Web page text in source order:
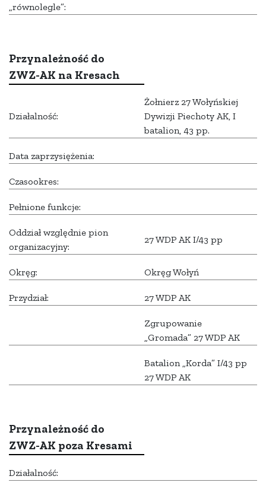
„równolegle”:
Przynależność do
ZWZ-AK na Kresach
Działalność:
Żołnierz 27 Wołyńskiej
Dywizji Piechoty AK, I
batalion, 43 pp.
Data zaprzysiężenia:
Czasookres:
Pełnione funkcje:
Oddział względnie pion
organizacyjny:
27 WDP AK I/43 pp
Okręg: Okręg Wołyń
Przydział: 27 WDP AK
Zgrupowanie
„Gromada” 27 WDP AK
Batalion „Korda” I/43 pp
27 WDP AK
Przynależność do
ZWZ-AK poza Kresami
Działalność: